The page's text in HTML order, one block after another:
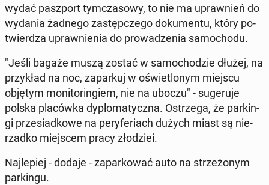
wydać pasz­port tym­cza­so­wy, to nie ma upraw­nień do
wydania żadnego za­stęp­cze­go do­ku­men­tu, który po­
twier­dza upraw­nie­nia do pro­wa­dze­nia sa­mo­cho­du.
"Jeśli bagaże muszą zostać w sa­mo­cho­dzie dłużej, na
przy­kład na noc, za­par­kuj w oświe­tlo­nym miejscu
objętym mo­ni­to­rin­giem, nie na uboczu" - su­ge­ru­je
polska pla­ców­ka dy­plo­ma­tycz­na. Ostrze­ga, że par­kin­
gi prze­siad­ko­we na pe­ry­fe­riach dużych miast są nie­
rzad­ko miej­scem pracy zło­dziei.
Naj­le­piej - dodaje - za­par­ko­wać auto na strze­żo­nym
par­kin­gu.